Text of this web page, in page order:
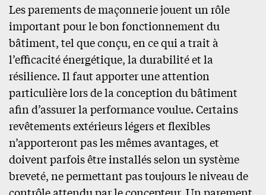
Les parements de maçonnerie jouent un rôle
important pour le bon fonctionnement du
bâtiment, tel que conçu, en ce qui a trait à
l’efficacité énergétique, la durabilité et la
résilience. Il faut apporter une attention
particulière lors de la conception du bâtiment
afin d’assurer la performance voulue. Certains
revêtements extérieurs légers et flexibles
n’apporteront pas les mêmes avantages, et
doivent parfois être installés selon un système
breveté, ne permettant pas toujours le niveau de
contrôle attendu par le concepteur. Un parement